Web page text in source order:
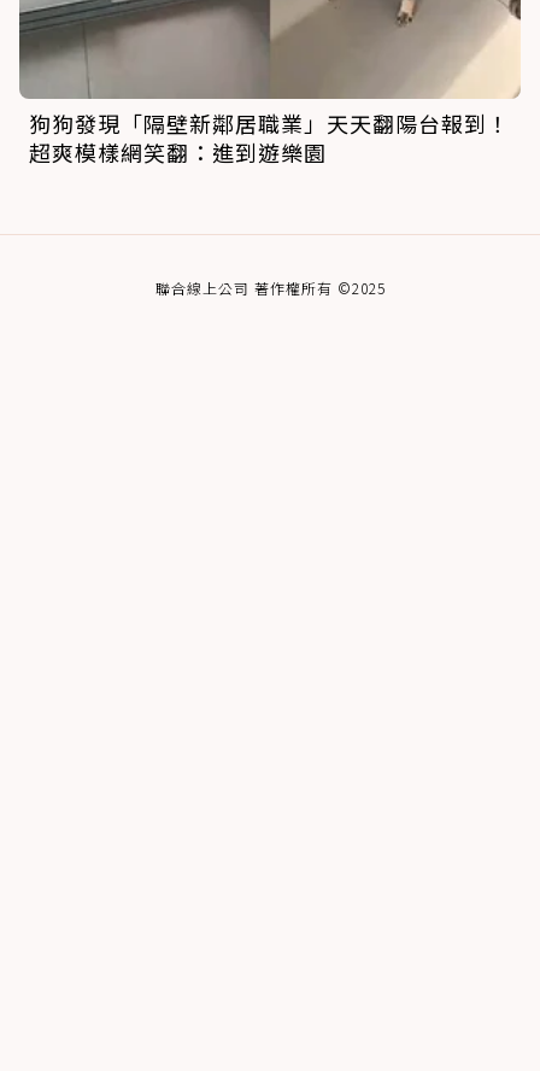
狗狗發現「隔壁新鄰居職業」天天翻陽台報到！
超爽模樣網笑翻：進到遊樂園
聯合線上公司 著作權所有 ©2025